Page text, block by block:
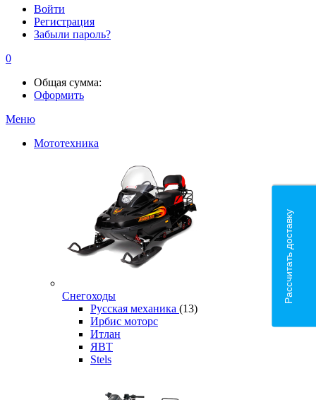
Войти
Регистрация
Забыли пароль?
0
Общая сумма:
Оформить
Меню
Мототехника
Снегоходы
Русская механика (13)
Ирбис моторс
Итлан
ЯВТ
Stels
Рассчитать доставку